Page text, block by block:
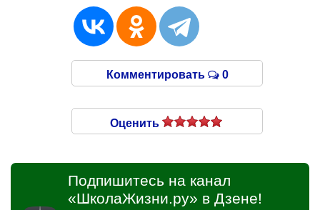
Комментировать 0
Оценить
Подпишитесь на канал
«ШколаЖизни.ру» в Дзене!